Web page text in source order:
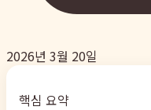
2026년 3월 20일
핵심 요약